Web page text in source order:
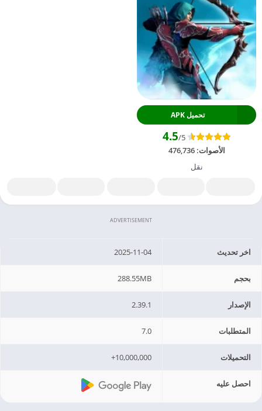
تحميل APK
4.5/5
الأصوات:476,736
نقل
ADVERTISEMENT
اخر تحديث 2025-11-04
بحجم 288.55MB
الإصدار 2.39.1
المتطلبات 7.0
التحميلات 10,000,000+
احصل عليه